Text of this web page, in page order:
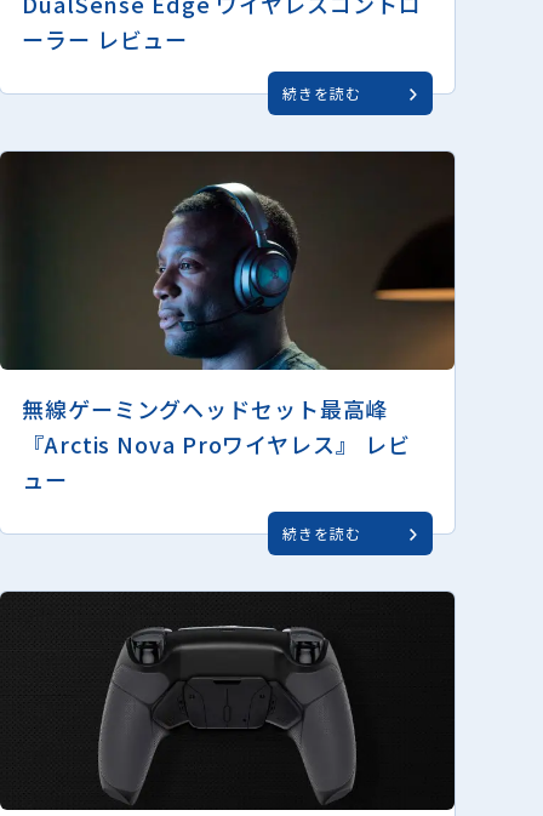
ーラー レビュー
続きを読む
無線ゲーミングヘッドセット最高峰
『Arctis Nova Proワイヤレス』 レビ
ュー
続きを読む